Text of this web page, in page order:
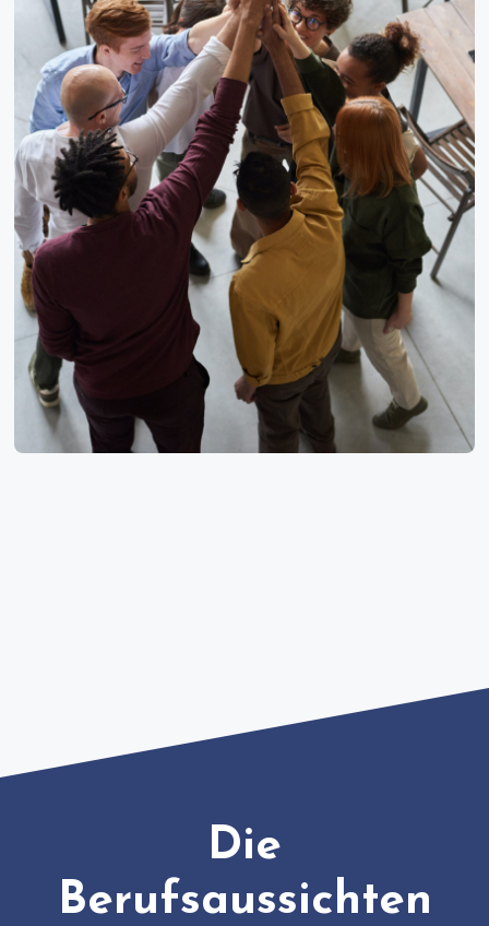
Die
Berufsaussichten